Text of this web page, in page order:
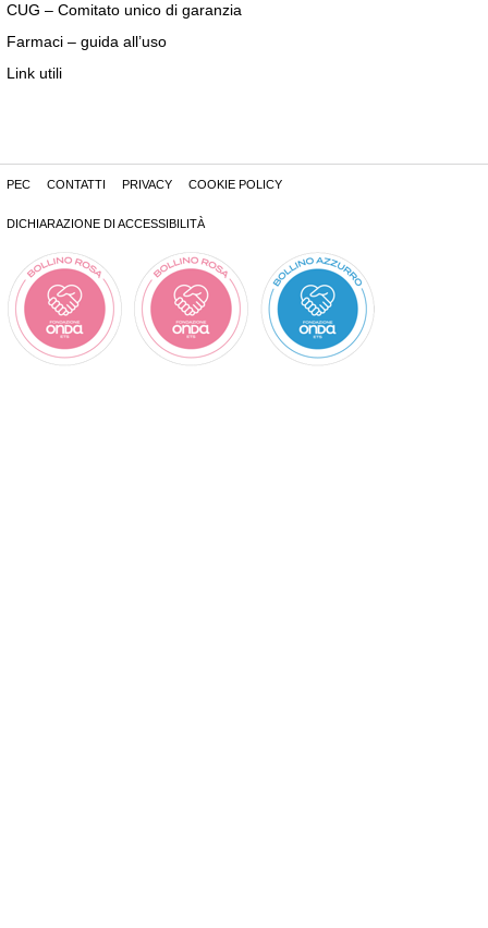
CUG – Comitato unico di garanzia
Farmaci – guida all’uso
Link utili
PEC CONTATTI PRIVACY COOKIE POLICY
DICHIARAZIONE DI ACCESSIBILITÀ